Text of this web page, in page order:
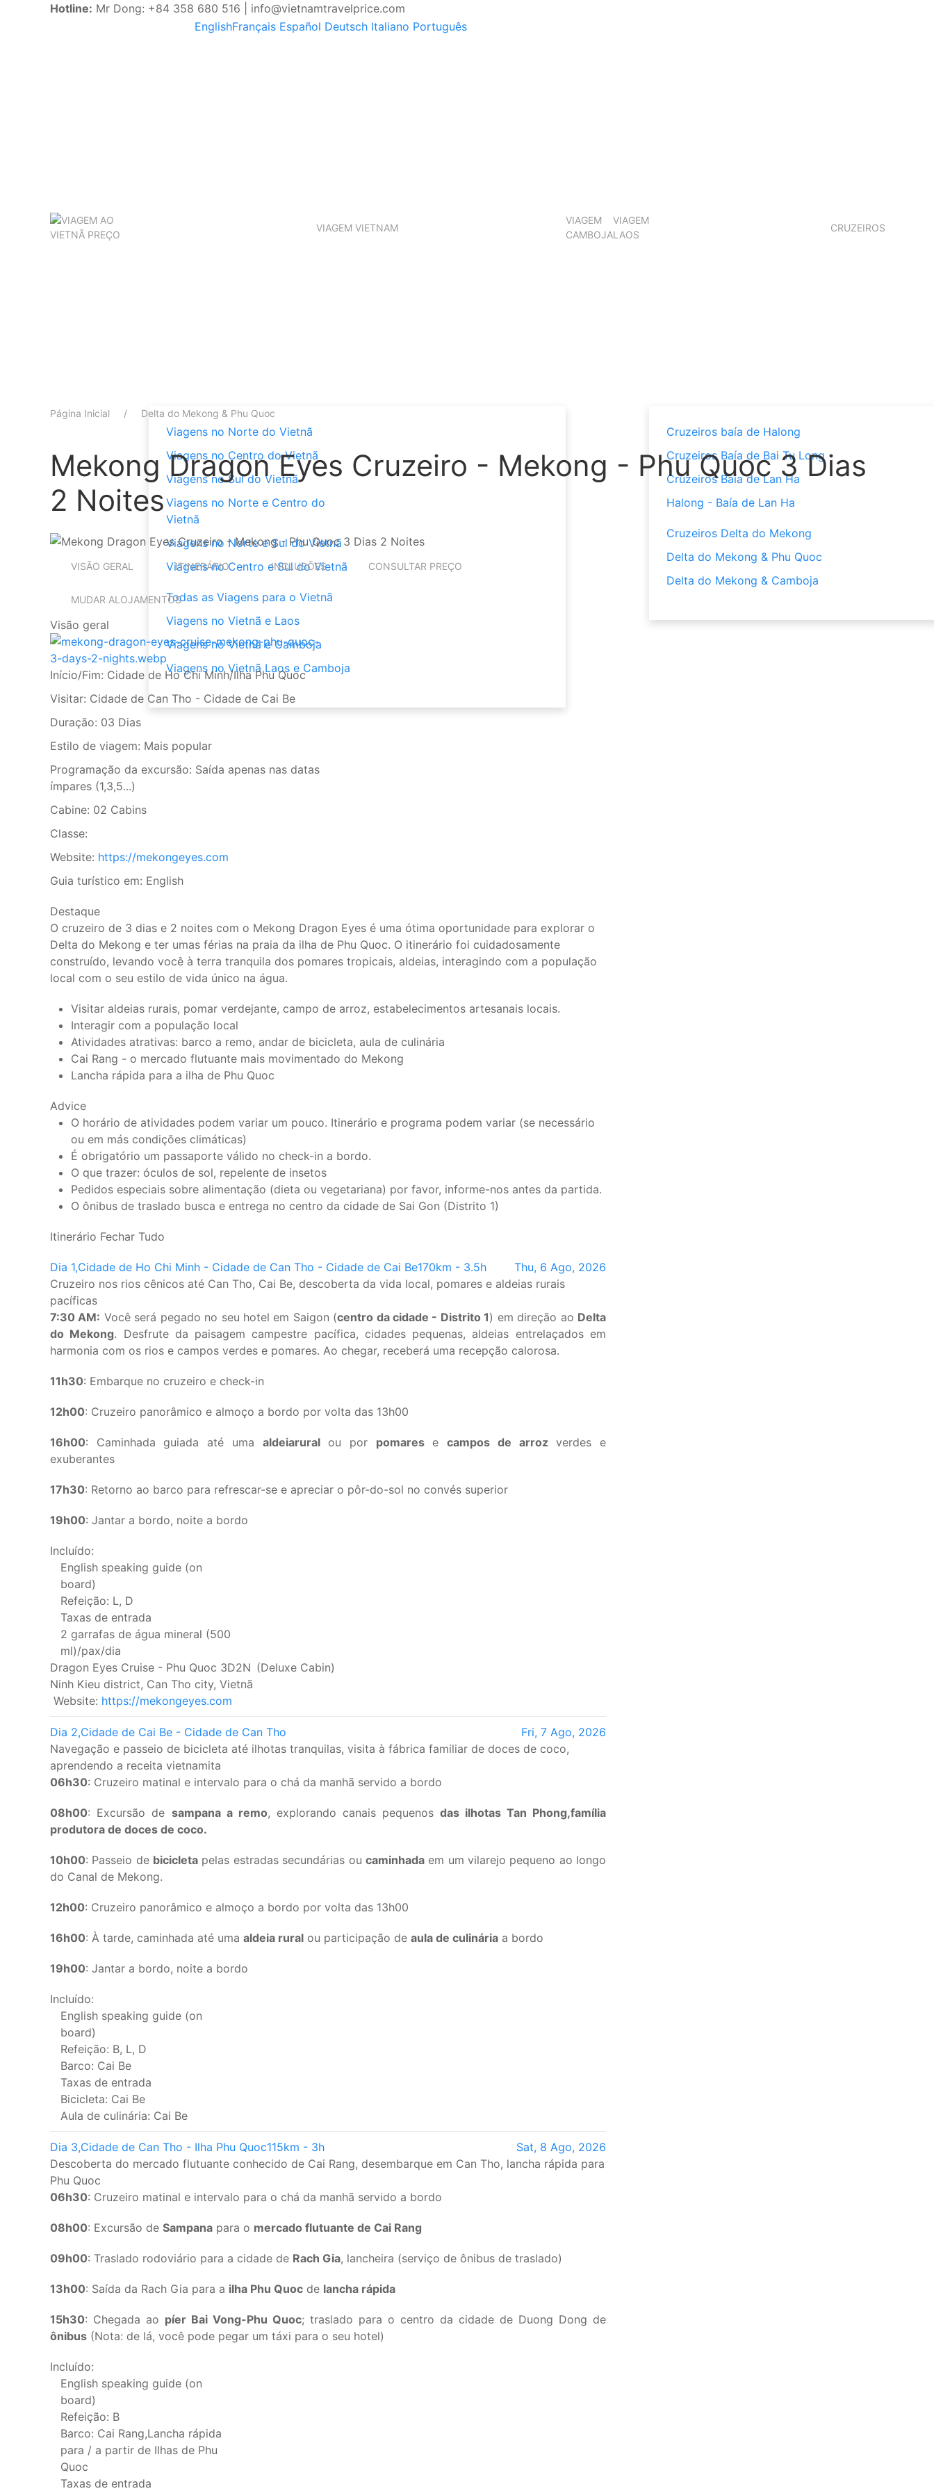
Hotline: Mr Dong: +84 358 680 516 | info@vietnamtravelprice.com
EnglishFrançais Español Deutsch Italiano Português
VIAGEM VIETNAM
Viagens no Norte do Vietnã
Viagens no Centro do Vietnã
Viagens no Sul do Vietnã
Viagens no Norte e Centro do
Vietnã
Viagens no Norte e Sul do Vietnã
Viagens no Centro e Sul do Vietnã
Todas as Viagens para o Vietnã
Viagens no Vietnã e Laos
Viagens no Vietnã e Camboja
Viagens no Vietnã Laos e Camboja
VIAGEM
CAMBOJA
VIAGEM
LAOS
CRUZEIROS
Cruzeiros baía de Halong
Cruzeiros Baía de Bai Tu Long
Cruzeiros Baía de Lan Ha
Halong - Baía de Lan Ha
Cruzeiros Delta do Mekong
Delta do Mekong & Phu Quoc
Delta do Mekong & Camboja
Página Inicial Delta do Mekong & Phu Quoc
Mekong Dragon Eyes Cruzeiro - Mekong - Phu Quoc 3 Dias
2 Noites
VISÃO GERAL ITINERÁRIO INCLUSÕES CONSULTAR PREÇO
MUDAR ALOJAMENTOS
Visão geral
Início/Fim: Cidade de Ho Chi Minh/Ilha Phu Quoc
Visitar: Cidade de Can Tho - Cidade de Cai Be
Duração: 03 Dias
Estilo de viagem: Mais popular
Programação da excursão: Saída apenas nas datas
ímpares (1,3,5...)
Cabine: 02 Cabins
Classe:
Website: https://mekongeyes.com
Guia turístico em: English
Destaque
O cruzeiro de 3 dias e 2 noites com o Mekong Dragon Eyes é uma ótima oportunidade para explorar o
Delta do Mekong e ter umas férias na praia da ilha de Phu Quoc. O itinerário foi cuidadosamente
construído, levando você à terra tranquila dos pomares tropicais, aldeias, interagindo com a população
local com o seu estilo de vida único na água.
Visitar aldeias rurais, pomar verdejante, campo de arroz, estabelecimentos artesanais locais.
Interagir com a população local
Atividades atrativas: barco a remo, andar de bicicleta, aula de culinária
Cai Rang - o mercado flutuante mais movimentado do Mekong
Lancha rápida para a ilha de Phu Quoc
Advice
O horário de atividades podem variar um pouco. Itinerário e programa podem variar (se necessário
ou em más condições climáticas)
É obrigatório um passaporte válido no check-in a bordo.
O que trazer: óculos de sol, repelente de insetos
Pedidos especiais sobre alimentação (dieta ou vegetariana) por favor, informe-nos antes da partida.
O ônibus de traslado busca e entrega no centro da cidade de Sai Gon (Distrito 1)
Itinerário Fechar Tudo
Dia 1,Cidade de Ho Chi Minh - Cidade de Can Tho - Cidade de Cai Be170km - 3.5h
Thu, 6 Ago, 2026
Cruzeiro nos rios cênicos até Can Tho, Cai Be, descoberta da vida local, pomares e aldeias rurais
pacíficas
7:30 AM: Você será pegado no seu hotel em Saigon (centro da cidade - Distrito 1) em direção ao Delta
do Mekong. Desfrute da paisagem campestre pacífica, cidades pequenas, aldeias entrelaçados em
harmonia com os rios e campos verdes e pomares. Ao chegar, receberá uma recepção calorosa.
11h30: Embarque no cruzeiro e check-in
12h00: Cruzeiro panorâmico e almoço a bordo por volta das 13h00
16h00: Caminhada guiada até uma aldeiaruralou por pomaresecampos de arrozverdes e
exuberantes
17h30: Retorno ao barco para refrescar-se e apreciar o pôr-do-sol no convés superior
19h00: Jantar a bordo, noite a bordo
Incluído:
English speaking guide (on
board)
Refeição: L, D
Taxas de entrada
2 garrafas de água mineral (500
ml)/pax/dia
Dragon Eyes Cruise - Phu Quoc 3D2N (Deluxe Cabin)
Ninh Kieu district, Can Tho city, Vietnã
Website: https://mekongeyes.com
Dia 2,Cidade de Cai Be - Cidade de Can Tho
Fri, 7 Ago, 2026
Navegação e passeio de bicicleta até ilhotas tranquilas, visita à fábrica familiar de doces de coco,
aprendendo a receita vietnamita
06h30: Cruzeiro matinal e intervalo para o chá da manhã servido a bordo
08h00: Excursão de sampana a remo, explorando canais pequenos das ilhotas Tan Phong,família
produtora de doces de coco.
10h00: Passeio de bicicleta pelas estradas secundárias ou caminhadaem um vilarejo pequeno ao longo
do Canal de Mekong.
12h00: Cruzeiro panorâmico e almoço a bordo por volta das 13h00
16h00: À tarde, caminhada até uma aldeia rural ou participação de aula de culinária a bordo
19h00: Jantar a bordo, noite a bordo
Incluído:
English speaking guide (on
board)
Refeição: B, L, D
Barco: Cai Be
Taxas de entrada
Bicicleta: Cai Be
Aula de culinária: Cai Be
Dia 3,Cidade de Can Tho - Ilha Phu Quoc115km - 3h
Sat, 8 Ago, 2026
Descoberta do mercado flutuante conhecido de Cai Rang, desembarque em Can Tho, lancha rápida para
Phu Quoc
06h30: Cruzeiro matinal e intervalo para o chá da manhã servido a bordo
08h00: Excursão de Sampana para o mercado flutuante de Cai Rang
09h00: Traslado rodoviário para a cidade de Rach Gia, lancheira (serviço de ônibus de traslado)
13h00: Saída da Rach Gia para a ilha Phu Quoc de lancha rápida
15h30: Chegada ao píer Bai Vong-Phu Quoc; traslado para o centro da cidade de Duong Dong de
ônibus (Nota: de lá, você pode pegar um táxi para o seu hotel)
Incluído:
English speaking guide (on
board)
Refeição: B
Barco: Cai Rang,Lancha rápida
para / a partir de Ilhas de Phu
Quoc
Taxas de entrada